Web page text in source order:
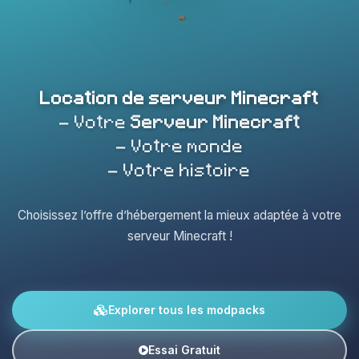
Location de serveur Minecraft
- Votre Serveur Minecraft
- Votre monde
- Votre histoire
Choisissez l’offre d’hébergement la mieux adaptée à votre
serveur Minecraft !
Explorer tous les modpacks
Essai Gratuit